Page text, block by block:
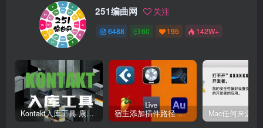
251编曲网 关注
6488 60 195 142W+
Kontakt入库工具 康泰克入库教程 宿主添加插件路径 插件路径设置 VSTPlugins路径